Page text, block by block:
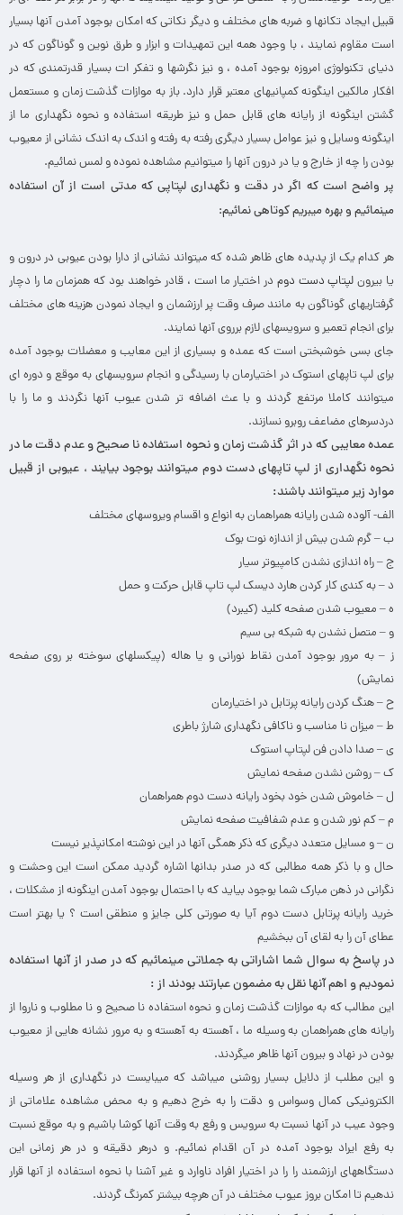
قبیل ایجاد تکانها و ضربه های مختلف و دیگر نکاتی که امکان بوجود آمدن آنها بسیار
است مقاوم نمایند ، با وجود همه این تمهیدات و ابزار و طرق نوین و گوناگون که در
دنیای تکنولوژی امروزه بوجود آمده ، و نیز نگرشها و تفکر ات بسیار قدرتمندی که در
افکار مالکین اینگونه کمپانیهای معتبر قرار دارد. باز به موازات گذشت زمان و مستعمل
گشتن اینگونه از رایانه های قابل حمل و نیز طریقه استفاده و نحوه نگهداری ما از
اینگونه وسایل و نیز عوامل بسیار دیگری رفته به رفته و اندک به اندک نشانی از معیوب
بودن را چه از خارج و یا در درون آنها را میتوانیم مشاهده نموده و لمس نمائیم.
پر واضح است که اگر در دقت و نگهداری لپتاپی که مدتی است از آن استفاده
مینمائیم و بهره میبریم کوتاهی نمائیم:
هر کدام یک از پدیده های ظاهر شده که میتواند نشانی از دارا بودن عیوبی در درون و
یا بیرون لپتاپ دست دوم در اختیار ما است ، قادر خواهند بود که همزمان ما را دچار
گرفتاریهای گوناگون به مانند صرف وقت پر ارزشمان و ایجاد نمودن هزینه های مختلف
برای انجام تعمیر و سرویسهای لازم برروی آنها نمایند.
جای بسی خوشبختی است که عمده و بسیاری از این معایب و معضلات بوجود آمده
برای لپ تاپهای استوک در اختیارمان با رسیدگی و انجام سرویسهای به موقع و دوره ای
میتوانند کاملا مرتفع گردند و با عث اضافه تر شدن عیوب آنها نگردند و ما را با
دردسرهای مضاعف روبرو نسازند.
عمده معایبی که در اثر گذشت زمان و نحوه استفاده نا صحیح و عدم دقت ما در
نحوه نگهداری از لپ تاپهای دست دوم میتوانند بوجود بیایند ، عیوبی از قبیل
موارد زیر میتوانند باشند:
الف- آلوده شدن رایانه همراهمان به انواع و اقسام ویروسهای مختلف
ب – گرم شدن بیش از اندازه نوت بوک
ج – راه اندازی نشدن کامپیوتر سیار
د – به کندی کار کردن هارد دیسک لپ تاپ قابل حرکت و حمل
ه – معیوب شدن صفحه کلید (کیبرد)
و – متصل نشدن به شبکه بی سیم
ز – به مرور بوجود آمدن نقاط نورانی و یا هاله (پیکسلهای سوخته بر روی صفحه
نمایش)
ح – هنگ کردن رایانه پرتابل در اختیارمان
ط – میزان نا مناسب و ناکافی نگهداری شارژ باطری
ی – صدا دادن فن لپتاپ استوک
ک – روشن نشدن صفحه نمایش
ل – خاموش شدن خود بخود رایانه دست دوم همراهمان
م – کم نور شدن و عدم شفافیت صفحه نمایش
ن – و مسایل متعدد دیگری که ذکر همگی آنها در این نوشته امکانپذیر نیست
حال و با ذکر همه مطالبی که در صدر بدانها اشاره گردید ممکن است این وحشت و
نگرانی در ذهن مبارک شما بوجود بیاید که با احتمال بوجود آمدن اینگونه از مشکلات ،
خرید رایانه پرتابل دست دوم آیا به صورتی کلی جایز و منطقی است ؟ یا بهتر است
عطای آن را به لقای آن ببخشیم
در پاسخ به سوال شما اشاراتی به جملاتی مینمائیم که در صدر از آنها استفاده
نمودیم و اهم آنها نقل به مضمون عبارتند بودند از :
این مطالب که به موازات گذشت زمان و نحوه استفاده نا صحیح و نا مطلوب و ناروا از
رایانه های همراهمان به وسیله ما ، آهسته به آهسته و به مرور نشانه هایی از معیوب
بودن در نهاد و بیرون آنها ظاهر میگردند.
و این مطلب از دلایل بسیار روشنی میباشد که میبایست در نگهداری از هر وسیله
الکترونیکی کمال وسواس و دقت را به خرج دهیم و به محض مشاهده علاماتی از
وجود عیب در آنها نسبت به سرویس و رفع به وقت آنها کوشا باشیم و به موقع نسبت
به رفع ایراد بوجود آمده در آن اقدام نمائیم. و درهر دقیقه و در هر زمانی این
دستگاههای ارزشمند را را در اختیار افراد ناوارد و غیر آشنا با نحوه استفاده از آنها قرار
ندهیم تا امکان بروز عیوب مختلف در آن هرچه بیشتر کمرنگ گردند.